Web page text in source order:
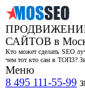
САЙТОВ в
Кто может сделать SEO
чем тот кто сам в ТОП3?
Меню
8 495 111-55-99